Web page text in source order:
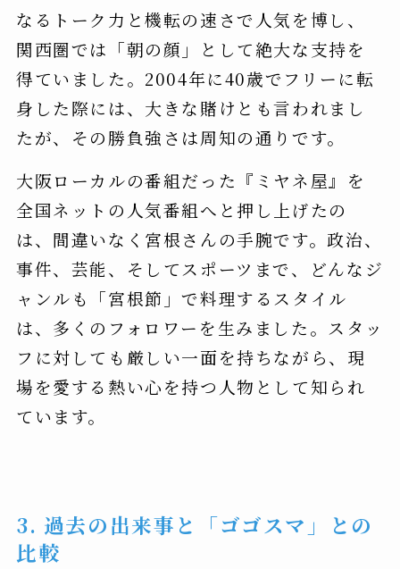
なるトーク力と機転の速さで人気を博し、
関西圏では「朝の顔」として絶大な支持を
得ていました。2004年に40歳でフリーに転
身した際には、大きな賭けとも言われまし
たが、その勝負強さは周知の通りです。
大阪ローカルの番組だった『ミヤネ屋』を
全国ネットの人気番組へと押し上げたの
は、間違いなく宮根さんの手腕です。政治、
事件、芸能、そしてスポーツまで、どんなジ
ャンルも「宮根節」で料理するスタイル
は、多くのフォロワーを生みました。スタッ
フに対しても厳しい一面を持ちながら、現
場を愛する熱い心を持つ人物として知られ
ています。
3. 過去の出来事と「ゴゴスマ」との
比較